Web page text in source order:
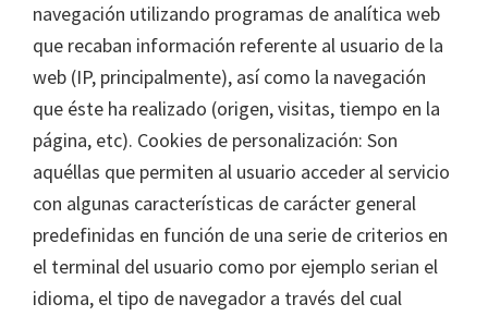
navegación utilizando programas de analítica web
que recaban información referente al usuario de la
web (IP, principalmente), así como la navegación
que éste ha realizado (origen, visitas, tiempo en la
página, etc). Cookies de personalización: Son
aquéllas que permiten al usuario acceder al servicio
con algunas características de carácter general
predefinidas en función de una serie de criterios en
el terminal del usuario como por ejemplo serian el
idioma, el tipo de navegador a través del cual